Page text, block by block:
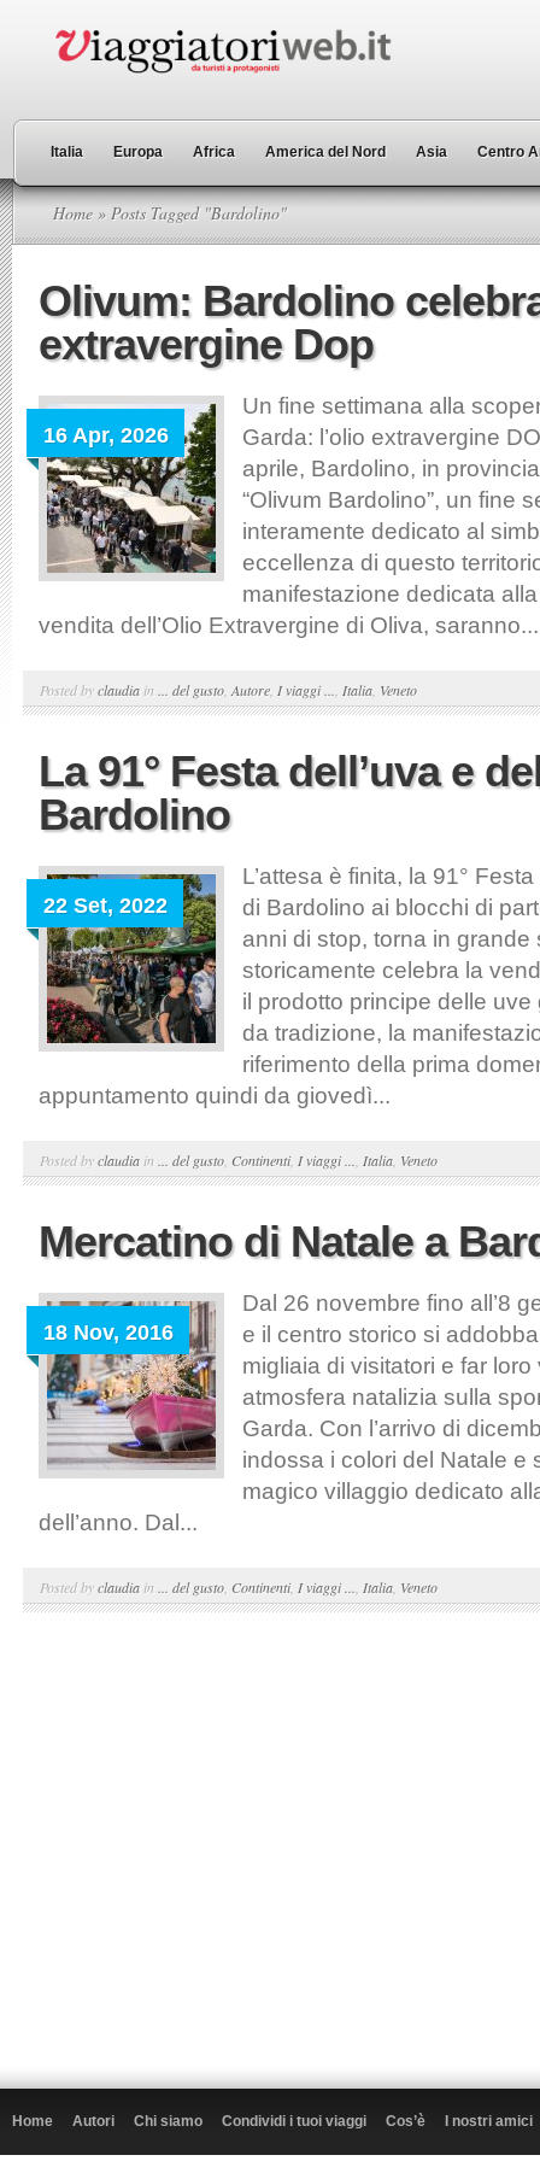
Italia Europa Africa America del Nord Asia Centro
Home » Posts Tagged "Bardolino"
Olivum: Bardolino
extravergine Dop
16 Apr, 2026
Un fine settimana alla
Garda: l’olio extravergine
aprile, Bardolino, in
“Olivum Bardolino”, un fine
interamente dedicato al
eccellenza di questo
manifestazione dedicata
vendita dell’Olio Extravergine di Oliva, saranno...
Posted byclaudia in ... del gusto Autore I viaggi ... Italia Veneto
La 91° Festa dell’uva e
Bardolino
22 Set, 2022
L’attesa è finita, la 91°
di Bardolino ai blocchi di
anni di stop, torna in grande
storicamente celebra la
il prodotto principe delle
da tradizione, la
riferimento della prima
appuntamento quindi da giovedì...
Posted byclaudia in ... del gusto Continenti, I viaggi ... Italia Veneto
Mercatino di Natale a
18 Nov, 2016
Dal 26 novembre fino all’8
e il centro storico si
migliaia di visitatori e far
atmosfera natalizia sulla
Garda. Con l’arrivo di
indossa i colori del Natale e
magico villaggio dedicato
dell’anno. Dal...
Posted byclaudia in ... del gusto Continenti, I viaggi ... Italia Veneto
Home Autori Chi siamo Condividi i tuoi viaggi Cos’è I nostri amici